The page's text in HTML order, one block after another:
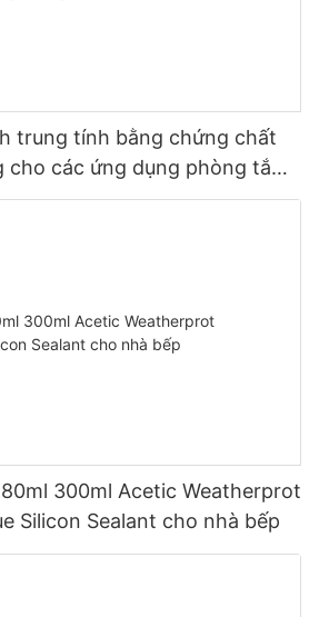
trung tính bằng chứng chất
cho các ứng dụng phòng tắm
300ml Acetic Weatherprot
Silicon Sealant cho nhà bếp